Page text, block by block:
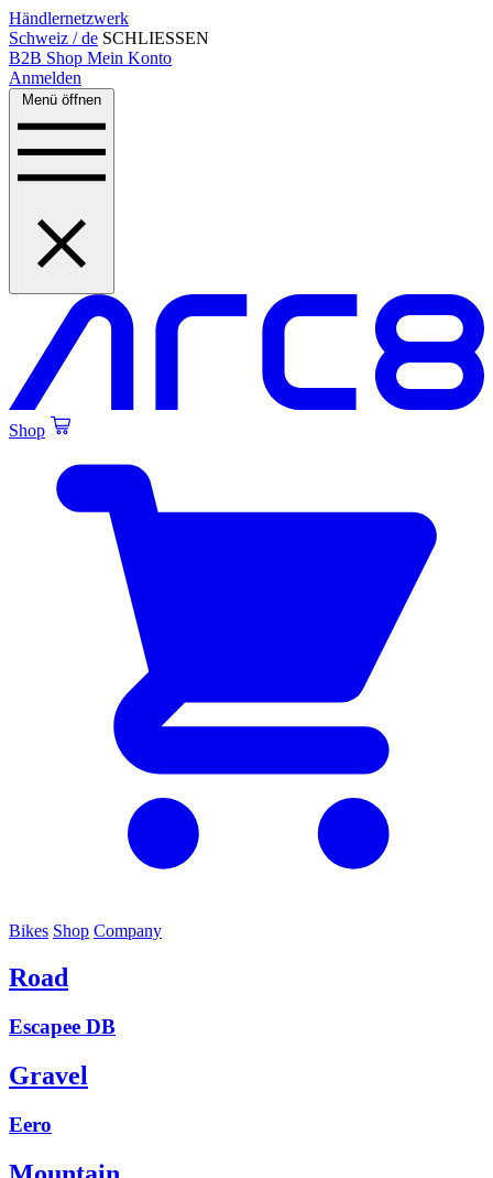
Händlernetzwerk
Schweiz / de SCHLIESSEN
B2B Shop Mein Konto
Anmelden
Menü öffnen
Shop
Bikes Shop Company
Road
Escapee DB
Gravel
Eero